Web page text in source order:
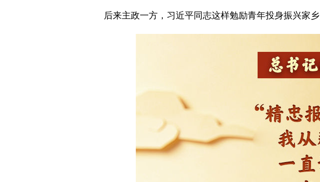
后来主政一方，习近平同志这样勉励青年投身振兴家乡